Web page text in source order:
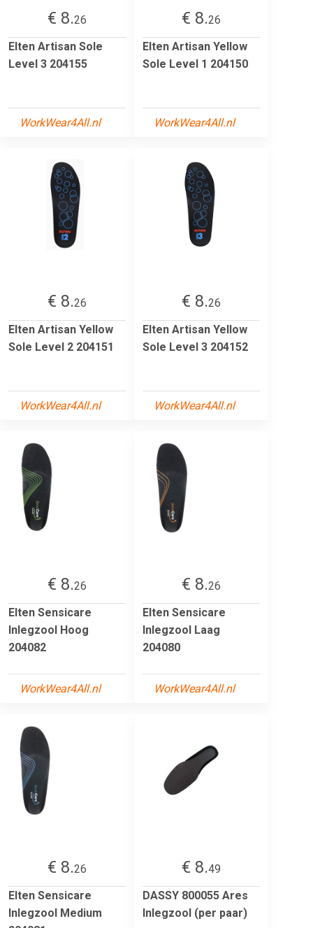
€ 8.26
Elten Artisan Sole
Level 3 204155
WorkWear4All.nl
€ 8.26
Elten Artisan Yellow
Sole Level 1 204150
WorkWear4All.nl
€ 8.26
Elten Artisan Yellow
Sole Level 2 204151
WorkWear4All.nl
€ 8.26
Elten Artisan Yellow
Sole Level 3 204152
WorkWear4All.nl
€ 8.26
Elten Sensicare
Inlegzool Hoog
204082
WorkWear4All.nl
€ 8.26
Elten Sensicare
Inlegzool Laag
204080
WorkWear4All.nl
€ 8.26
Elten Sensicare
Inlegzool Medium
€ 8.49
DASSY 800055 Ares
Inlegzool (per paar)